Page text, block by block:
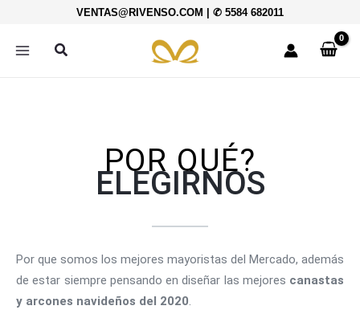
contenido
VENTAS@RIVENSO.COM | ✆ 5584 682011
Buscar
POR QUÉ?
ELEGIRNOS
Por que somos los mejores mayoristas del Mercado, además
de estar siempre pensando en diseñar las mejores canastas
y arcones navideños del 2020.